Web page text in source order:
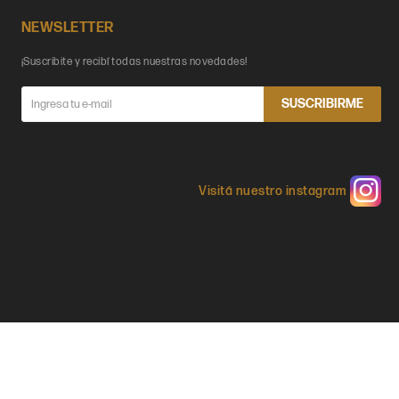
NEWSLETTER
¡Suscribite y recibí todas nuestras novedades!
SUSCRIBIRME
